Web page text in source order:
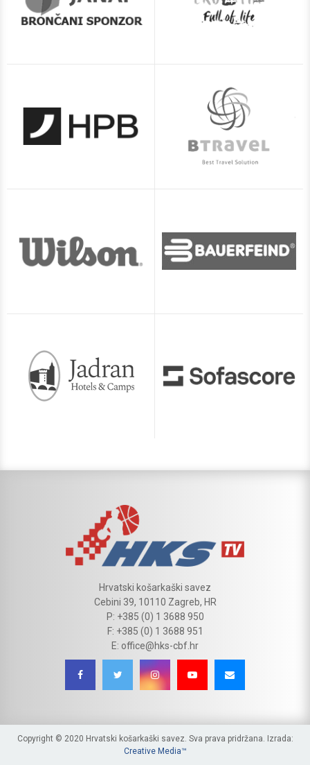
Hrvatski košarkaški savez
Cebini 39, 10110 Zagreb, HR
P: +385 (0) 1 3688 950
F: +385 (0) 1 3688 951
E: office@hks-cbf.hr
Copyright © 2020 Hrvatski košarkaški savez. Sva prava pridržana. Izrada:
Creative Media™